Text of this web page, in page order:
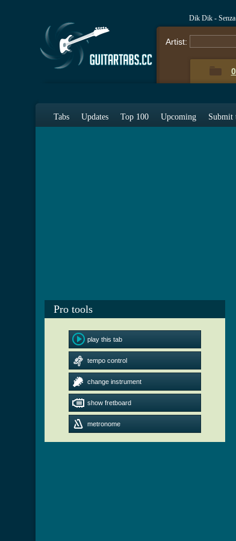
Dik Dik -
Artist:
Tabs Updates Top 100 Upcoming Submit
Pro tools
play this tab
tempo control
change instrument
show fretboard
metronome